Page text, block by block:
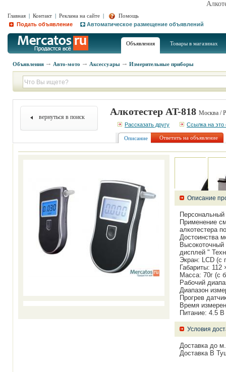
Главная | Контакт | Реклама на сайте |
Помощь
Подать объявление
Автоматическое размещение объявлений
Объявления Товары в магазинах
Объявления Авто-мото Аксессуары Измерительные приборы
вернуться в поиск Алкотестер AT-818 Москва /
Рассказать другу Ссылка на это
Описание Ответить на объявление
Описание
Применение
алкотестера
Достоинства
дисплей "
Экран: LCD (с
Габариты:
Масса: 70г (с
Рабочий
Диапазон
Прогрев
Время
Питание: 4.5
Условия
Доставка до
Доставка В